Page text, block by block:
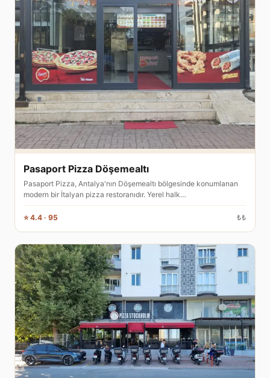
Pasaport Pizza Döşemealtı
Pasaport Pizza, Antalya'nın Döşemealtı bölgesinde konumlanan
modern bir İtalyan pizza restoranıdır. Yerel halk…
⭐ 4.4 · 95 ₺₺